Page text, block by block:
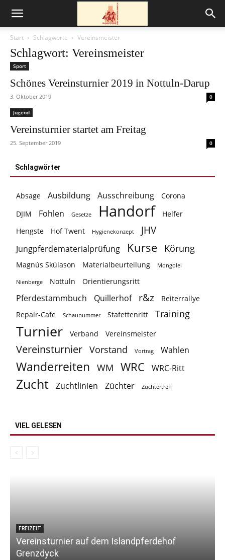
Start Schlagworte Vereinsmeister
Schlagwort: Vereinsmeister
Sport
Schönes Vereinsturnier 2019 in Nottuln-Darup
3. Oktober 2019 0
Jugend
Vereinsturnier startet am Freitag
25. September 2019 0
Schlagwörter
Absage Ausbildung Ausschreibung
Corona
DJIM
Fohlen Gesetze Handorf
Helfer
Hengste
Hof Twent Hygienekonzept JHV
Jungpferdematerialprüfung Kurse Körung
Magnús Skúlason Materialbeurteilung Mongolei
Nienberge Nottuln Orientierungsritt
Pferdestammbuch Quillerhof r&z
Reiterrallye
Repair-Cafe
Schaunummer Stafettenritt Training
Turnier Verband Vereinsmeister
Vereinsturnier Vorstand Vortrag Wahlen
Wanderreiten WM WRC WRC-Ritt
Zucht Zuchtlinien Züchter Züchtertreff
VIEL GELESEN
FREIZEIT
Vereinsturnier auf dem Islandpferdehof
Grenzdyck